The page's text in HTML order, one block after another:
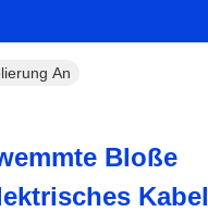
An
Bloße
Kabel